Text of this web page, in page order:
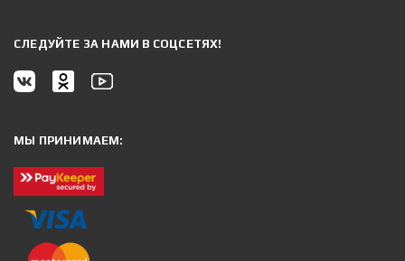
CЛЕДУЙТЕ ЗА НАМИ В СОЦСЕТЯХ!
МЫ ПРИНИМАЕМ: